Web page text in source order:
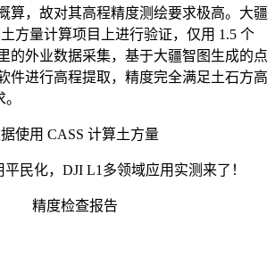
算，故对其高程精度测绘要求极高。大疆
方量计算项目上进行验证，仅用 1.5 个
的外业数据采集，基于大疆智图生成的点
件进行高程提取，精度完全满足土石方高
使用 CASS 计算土方量
精度检查报告